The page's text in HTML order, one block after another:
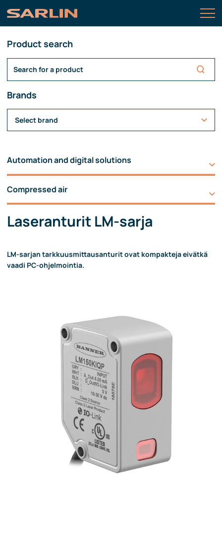
Product search
Brands
Select brand
Automation and digital solutions
Compressed air
Laseranturit LM-sarja
LM-sarjan tarkkuusmittausanturit ovat kompakteja eivätkä
vaadi PC-ohjelmointia.